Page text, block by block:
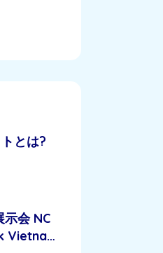
とは?
示会 NC
Vietnam